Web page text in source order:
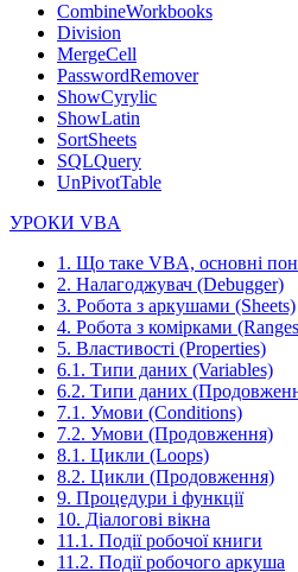
CombineWorkbooks
Division
MergeCell
PasswordRemover
ShowCyrylic
ShowLatin
SortSheets
SQLQuery
UnPivotTable
УРОКИ VBA
1. Що таке VBA, основні
2. Налагоджувач (Debugger)
3. Робота з аркушами (Sheets)
4. Робота з комірками
5. Властивості (Properties)
6.1. Типи даних (Variables)
6.2. Типи даних
7.1. Умови (Conditions)
7.2. Умови (Продовження)
8.1. Цикли (Loops)
8.2. Цикли (Продовження)
9. Процедури і функції
10. Діалогові вікна
11.1. Події робочої книги
11.2. Події робочого аркуша